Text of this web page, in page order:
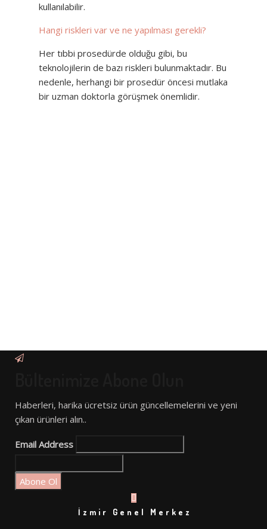
kullanılabilir.
Hangi riskleri var ve ne yapılması gerekli?
Her tıbbi prosedürde olduğu gibi, bu
teknolojilerin de bazı riskleri bulunmaktadır. Bu
nedenle, herhangi bir prosedür öncesi mutlaka
bir uzman doktorla görüşmek önemlidir.
Haberleri, harika ücretsiz ürün güncellemelerini ve yeni
çıkan ürünleri alın..
Email Address
İzmir Genel Merkez